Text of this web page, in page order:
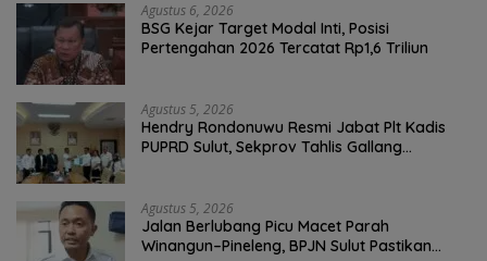
Agustus 6, 2026
BSG Kejar Target Modal Inti, Posisi
Pertengahan 2026 Tercatat Rp1,6 Triliun
Agustus 5, 2026
Hendry Rondonuwu Resmi Jabat Plt Kadis
PUPRD Sulut, Sekprov Tahlis Gallang
Agustus 5, 2026
Jalan Berlubang Picu Macet Parah
Winangun–Pineleng, BPJN Sulut Pastikan